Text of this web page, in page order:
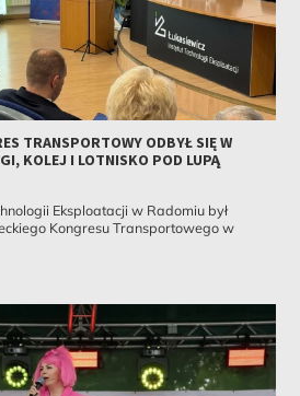
TRANSPORTOWY ODBYŁ SIĘ W
KOLEJ I LOTNISKO POD LUPĄ
Eksploatacji w Radomiu był
Kongresu Transportowego w